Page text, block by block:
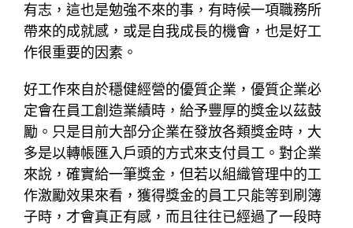
有志，這也是勉強不來的事，有時候一項職務所
帶來的成就感，或是自我成長的機會，也是好工
作很重要的因素。
好工作來自於穩健經營的優質企業，優質企業必
定會在員工創造業績時，給予豐厚的獎金以茲鼓
勵。只是目前大部分企業在發放各類獎金時，大
多是以轉帳匯入戶頭的方式來支付員工。對企業
來說，確實給一筆獎金，但若以組織管理中的工
作激勵效果來看，獲得獎金的員工只能等到刷簿
子時，才會真正有感，而且往往已經過了一段時